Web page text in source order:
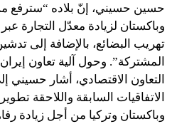
حسين حسيني، إنّ بلاده “سترفع من
وباكستان لزيادة معدّل التجارة
تهريب البضائع، بالإضافة إلى
المشتركة”. وحول آلية تعاون
التعاون الاقتصادي، أشار حسيني
الاتفاقيات السابقة واللاحقة
وباكستان وتركيا من أجل زيادة